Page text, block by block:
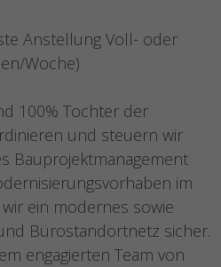
Anstellung Voll- oder
Woche)
100% Tochter der
und steuern wir
Bauprojektmanagement
im
ein modernes sowie
Bürostandortnetz sicher.
engagierten Team von